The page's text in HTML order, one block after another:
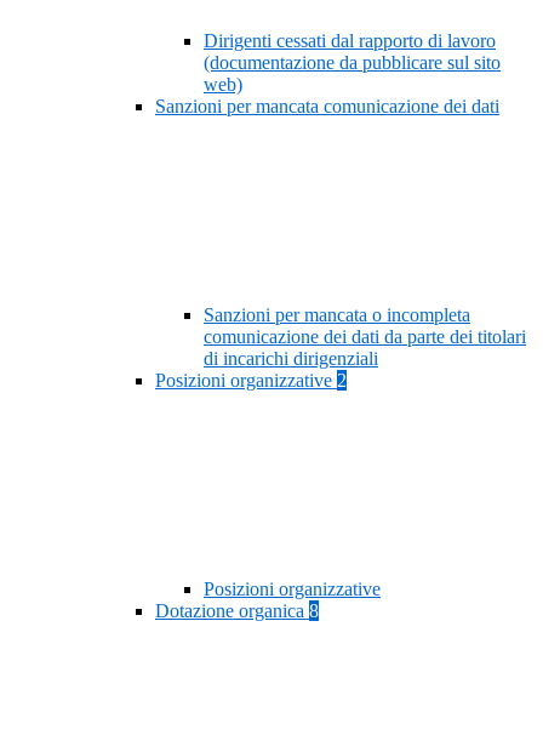
Dirigenti cessati dal rapporto di lavoro
(documentazione da pubblicare sul sito
web)
Sanzioni per mancata comunicazione dei dati
Sanzioni per mancata o incompleta
comunicazione dei dati da parte dei titolari
di incarichi dirigenziali
Posizioni organizzative 2
Posizioni organizzative
Dotazione organica 8